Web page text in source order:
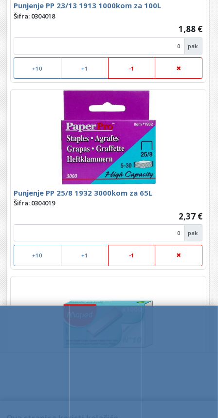
Punjenje PP 23/13 1913 1000kom za 100L
Šifra: 0304018
1,88 €
pak
+10 +1 -1
Punjenje PP 25/8 1932 3000kom za 65L
Šifra: 0304019
2,37 €
pak
+10 +1 -1